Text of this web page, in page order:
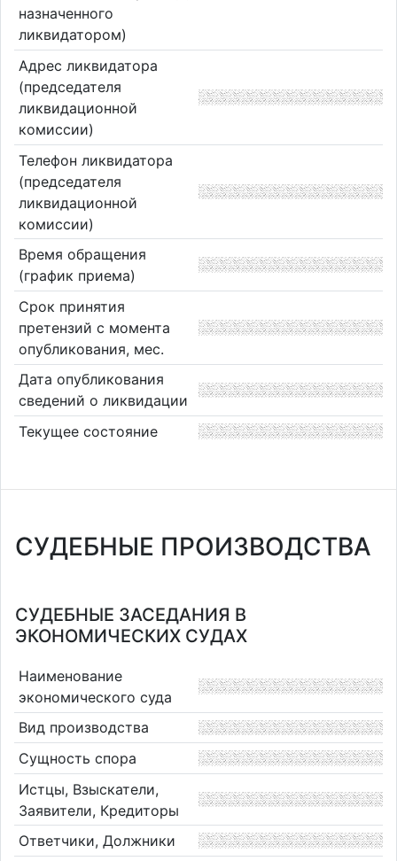
назначенного
ликвидатором)
Адрес ликвидатора
(председателя
ликвидационной
комиссии)
Телефон ликвидатора
(председателя
ликвидационной
комиссии)
Время обращения
(график приема)
Срок принятия
претензий с момента
опубликования, мес.
Дата опубликования
сведений о ликвидации
Текущее состояние
СУДЕБНЫЕ ПРОИЗВОДСТВА
СУДЕБНЫЕ ЗАСЕДАНИЯ В
ЭКОНОМИЧЕСКИХ СУДАХ
Наименование
экономического суда
Вид производства
Сущность спора
Истцы, Взыскатели,
Заявители, Кредиторы
Ответчики, Должники